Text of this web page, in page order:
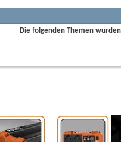
Die folgenden Themen